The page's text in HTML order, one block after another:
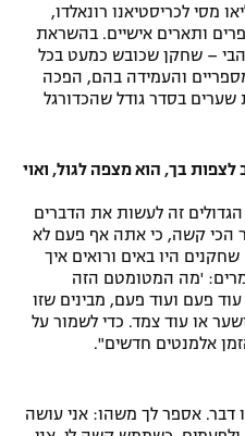
מסי לכריסטיאנו רונאלדו,
ותארים אישיים. בהשראת
– שחקן שכובש כמעט בכל
והעמידה בהם, הפכה
שערים בסדר גודל שהכדורגל
בך, הוא מצפה לגול, ואוי
זה לעשות את הדברים
הכי קשה, כי אתה אף פעם לא
היו באים ורואים איך
'מה המטומטם הזה
פעם ועוד פעם, מבינים שזו
או עוד צמד. כדי לשמור על
אלמנטים חדשים".
דבר. אספר לך משהו: אני עושה